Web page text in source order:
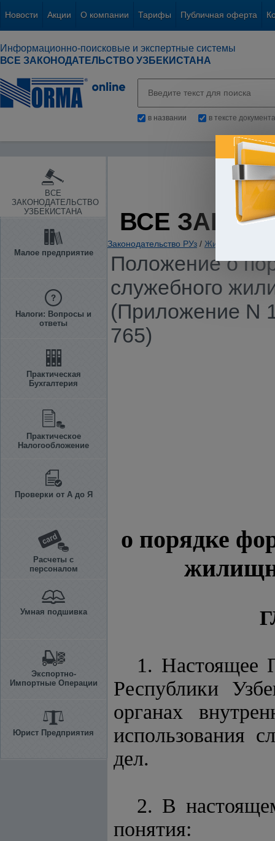
Новости Акции О компании Тарифы Публичная оферта
Информационно-поисковые и экспертные системы
ВСЕ ЗАКОНОДАТЕЛЬСТВО УЗБЕКИСТАНА
в названии в тексте документа
ВСЕ
ЗАКОНОДАТЕЛЬСТВО
УЗБЕКИСТАНА
Малое предприятие
Налоги: Вопросы и
ответы
Практическая
Бухгалтерия
Практическое
Налогообложение
Проверки от А до Я
Расчеты с
персоналом
Умная подшивка
Экспортно-
Импортные Операции
Юрист Предприятия
ВСЕ
Законодательство РУз / Жилые и
Положение о
служебного
(Приложение N
765)
о порядке
1. Настоящее
Республики
органах
использования
дел.
2. В
понятия: